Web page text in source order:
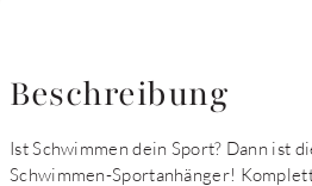
Beschreibung
Ist Schwimmen dein Sport? Dann ist
Schwimmen-Sportanhänger!